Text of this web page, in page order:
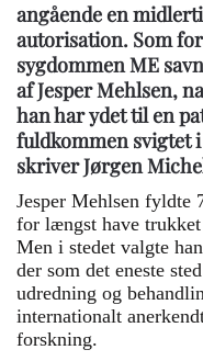
angående en
autorisation. Som
sygdommen ME
af Jesper Mehlsen,
han har ydet til en
fuldkommen svigtet
skriver Jørgen
Jesper Mehlsen fyldte
for længst have
Men i stedet valgte
der som det eneste
udredning og
internationalt
forskning.